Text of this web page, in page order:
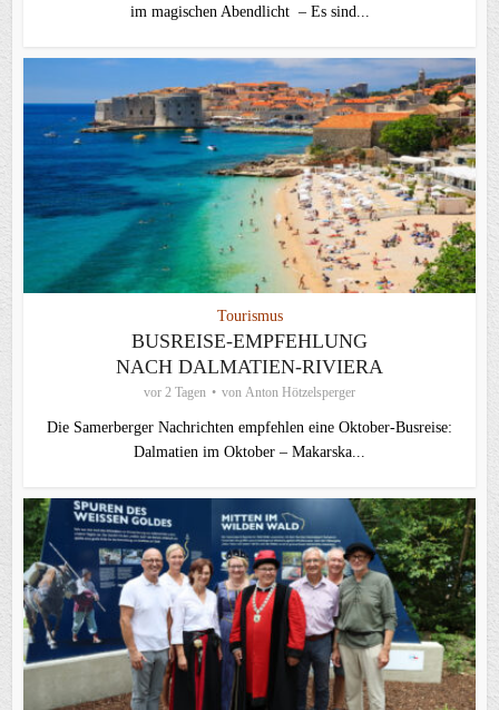
im magischen Abendlicht – Es sind...
Tourismus
BUSREISE-EMPFEHLUNG
NACH DALMATIEN-RIVIERA
vor 2 Tagen von Anton Hötzelsperger
Die Samerberger Nachrichten empfehlen eine Oktober-Busreise:
Dalmatien im Oktober – Makarska...